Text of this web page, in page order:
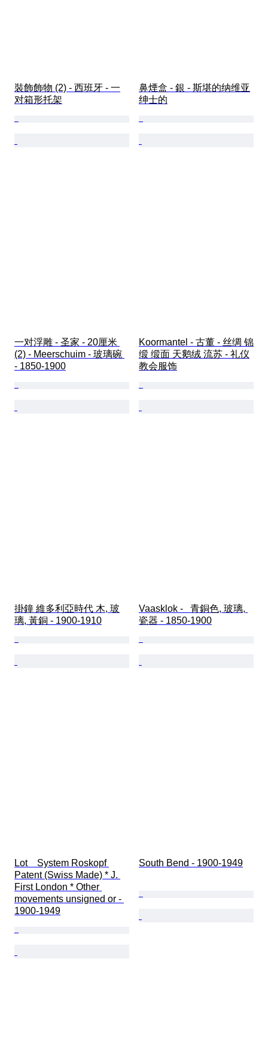
裝飾飾物 (2) - 西班牙 - 一
对箱形托架
鼻煙盒 - 銀 - 斯堪的纳维亚
绅士的
一对浮雕 - 圣家 - 20厘米
(2) - Meerschuim - 玻璃碗
- 1850-1900
Koormantel - 古董 - 丝绸 锦
缎 缎面 天鹅绒 流苏 - 礼仪
教会服饰
掛鐘 維多利亞時代 木, 玻
璃, 黃銅 - 1900-1910
Vaasklok -   青銅色, 玻璃,
瓷器 - 1850-1900
Lot    System Roskopf
Patent (Swiss Made) * J.
First London * Other
movements unsigned or -
1900-1949
South Bend - 1900-1949